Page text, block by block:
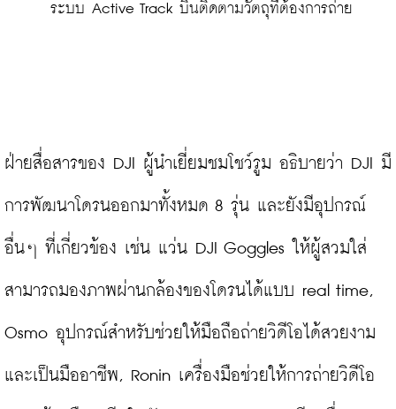
ระบบ Active Track บินติดตามวัตถุที่ต้องการถ่าย
ฝ่ายสื่อสารของ DJI ผู้นำเยี่ยมชมโชว์รูม อธิบายว่า DJI มี
การพัฒนาโดรนออกมาทั้งหมด 8 รุ่น และยังมีอุปกรณ์
อื่นๆ ที่เกี่ยวข้อง เช่น แว่น DJI Goggles ให้ผู้สวมใส่
สามารถมองภาพผ่านกล้องของโดรนได้แบบ real time,
Osmo อุปกรณ์สำหรับช่วยให้มือถือถ่ายวิดีโอได้สวยงาม
และเป็นมืออาชีพ, Ronin เครื่องมือช่วยให้การถ่ายวิดีโอ